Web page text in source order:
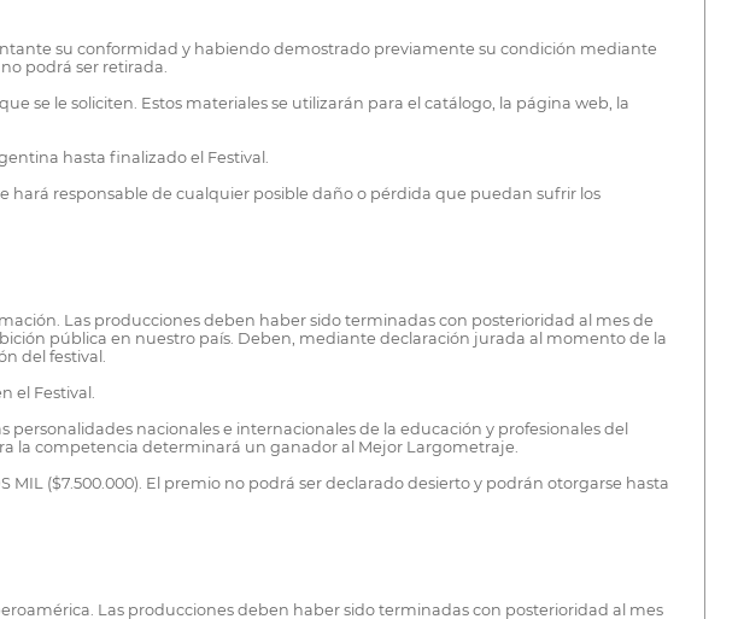
su conformidad y habiendo demostrado previamente su condición mediante
podrá ser retirada.
se le soliciten. Estos materiales se utilizarán para el catálogo, la página web, la
hasta finalizado el Festival.
hará responsable de cualquier posible daño o pérdida que puedan sufrir los
Las producciones deben haber sido terminadas con posterioridad al mes de
pública en nuestro país. Deben, mediante declaración jurada al momento de la
del festival.
el Festival.
nacionales e internacionales de la educación y profesionales del
la competencia determinará un ganador al Mejor Largometraje.
MIL ($7.500.000). El premio no podrá ser declarado desierto y podrán otorgarse hasta
Las producciones deben haber sido terminadas con posterioridad al mes